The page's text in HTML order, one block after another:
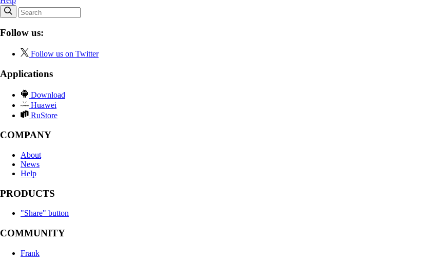
Follow us:
Follow us on Twitter
Applications
Download
Huawei
RuStore
COMPANY
About
News
Help
PRODUCTS
"Share" button
COMMUNITY
Frank